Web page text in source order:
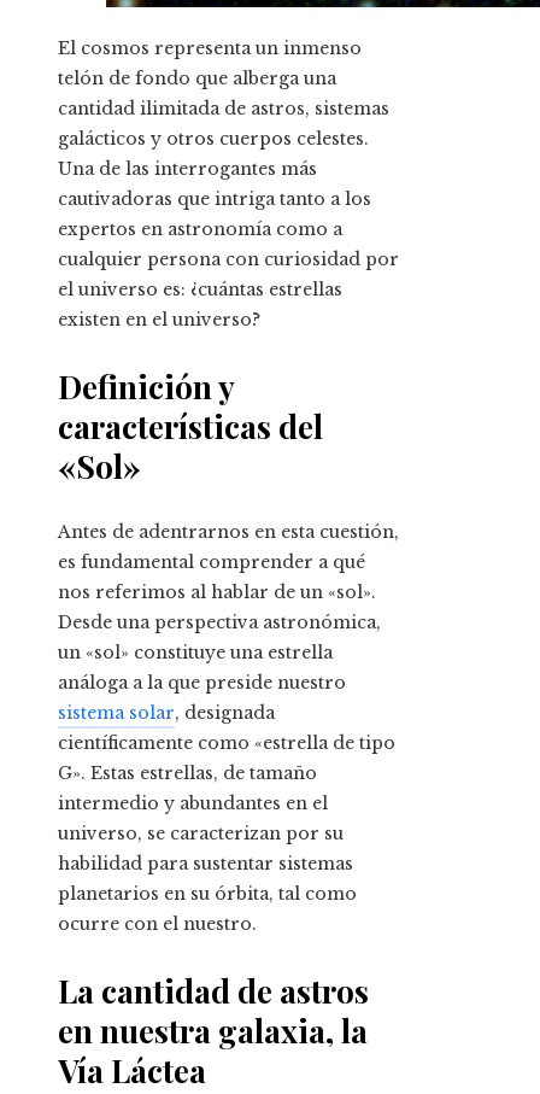
El cosmos representa un inmenso
telón de fondo que alberga una
cantidad ilimitada de astros, sistemas
galácticos y otros cuerpos celestes.
Una de las interrogantes más
cautivadoras que intriga tanto a los
expertos en astronomía como a
cualquier persona con curiosidad por
el universo es: ¿cuántas estrellas
existen en el universo?
Definición y
características del
«Sol»
Antes de adentrarnos en esta cuestión,
es fundamental comprender a qué
nos referimos al hablar de un «sol».
Desde una perspectiva astronómica,
un «sol» constituye una estrella
análoga a la que preside nuestro
sistema solar, designada
científicamente como «estrella de tipo
G». Estas estrellas, de tamaño
intermedio y abundantes en el
universo, se caracterizan por su
habilidad para sustentar sistemas
planetarios en su órbita, tal como
ocurre con el nuestro.
La cantidad de astros
en nuestra galaxia, la
Vía Láctea